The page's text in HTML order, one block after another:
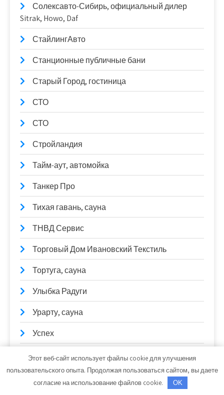
Солексавто-Сибирь, официальный дилер
Sitrak, Howo, Daf
СтайлингАвто
Станционные публичные бани
Старый Город, гостиница
СТО
СТО
Стройландия
Тайм-аут, автомойка
Танкер Про
Тихая гавань, сауна
ТНВД Сервис
Торговый Дом Ивановский Текстиль
Тортуга, сауна
Улыбка Радуги
Урарту, сауна
Успех
Учебный физкультурно-оздоровительный
Феникс, автокомплекс
Этот веб-сайт использует файлы cookie для улучшения
пользовательского опыта. Продолжая пользоваться сайтом, вы даете
согласие на использование файлов cookie.
OK